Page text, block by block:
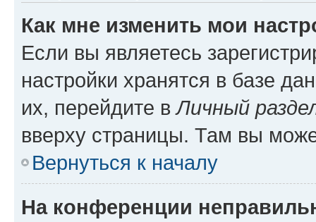
Как мне изменить мои
Если вы являетесь
настройки хранятся в базе
их, перейдите вЛичный
вверху страницы. Там вы
Вернуться к началу
На конференции